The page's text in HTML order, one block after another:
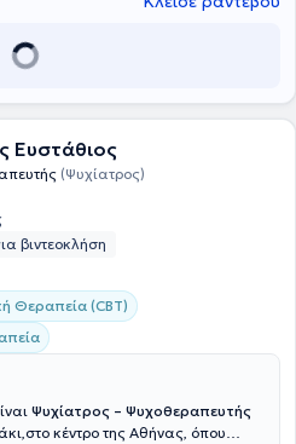
Ευστάθιος
(Ψυχίατρος)
βιντεοκλήση
Θεραπεία (CBT)
Ψυχίατρος – Ψυχοθεραπευτής
κέντρο της Αθήνας, όπου